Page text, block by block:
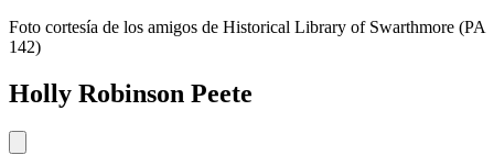
Foto cortesía de los amigos de Historical Library of Swarthmore (PA
142)
Holly Robinson Peete